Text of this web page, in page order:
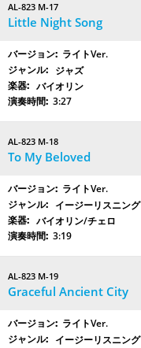
AL-823 M-17
Little Night Song
ライトVer.
ジャズ
バイオリン
3:27
AL-823 M-18
To My Beloved
ライトVer.
イージーリスニング
バイオリン/チェロ
3:19
AL-823 M-19
Graceful Ancient City
ライトVer.
イージーリスニング